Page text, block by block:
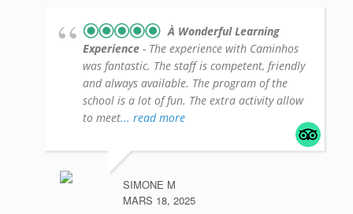
À Wonderful Learning
Experience - The experience with Caminhos
was fantastic. The staff is competent, friendly
and always available. The program of the
school is a lot of fun. The extra activity allow
to meet... read more
SIMONE M
MARS 18, 2025